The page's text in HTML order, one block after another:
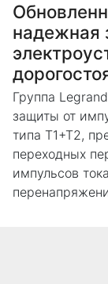
надежная
Группа
защиты от
типа Т1+Т2,
переходных
импульсов